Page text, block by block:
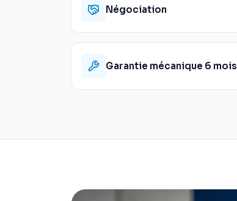
Négociation
Garantie mécanique 6 mois